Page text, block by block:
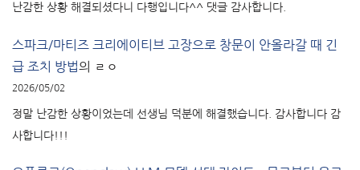
난감한 상황 해결되셨다니 다행입니다^^ 댓글 감사합니다.
스파크/마티즈 크리에이티브 고장으로 창문이 안올라갈 때 긴
급 조치 방법의 ㄹㅇ
2026/05/02
정말 난감한 상황이었는데 선생님 덕분에 해결했습니다. 감사합니다 감
사합니다!!!